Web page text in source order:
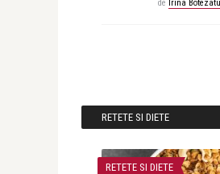
de Irina Botezatu
RETETE SI DIETE
RETETE SI DIETE